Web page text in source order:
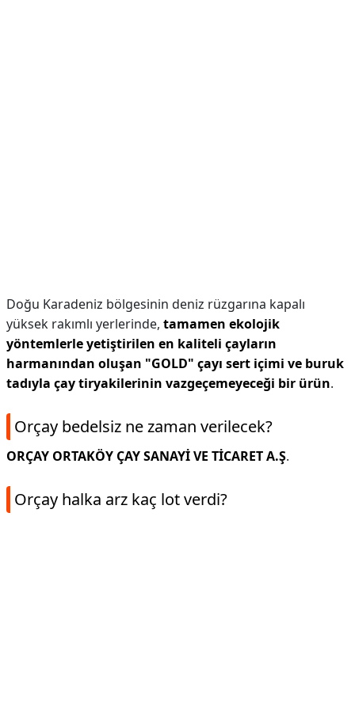
Doğu Karadeniz bölgesinin deniz rüzgarına kapalı
yüksek rakımlı yerlerinde, tamamen ekolojik
yöntemlerle yetiştirilen en kaliteli çayların
harmanından oluşan "GOLD" çayı sert içimi ve buruk
tadıyla çay tiryakilerinin vazgeçemeyeceği bir ürün.
Orçay bedelsiz ne zaman verilecek?
ORÇAY ORTAKÖY ÇAY SANAYİ VE TİCARET A.Ş.
Orçay halka arz kaç lot verdi?